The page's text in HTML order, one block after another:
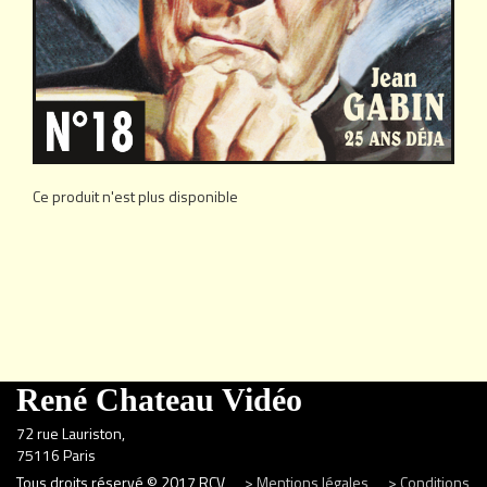
Ce produit n'est plus disponible
René Chateau Vidéo
72 rue Lauriston,
75116 Paris
Tous droits réservé © 2017 RCV > Mentions légales > Conditions